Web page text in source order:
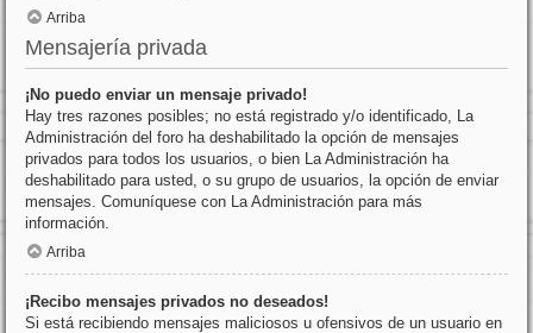
Arriba
Mensajería privada
¡No puedo enviar un mensaje privado!
Hay tres razones posibles; no está registrado y/o identificado, La
Administración del foro ha deshabilitado la opción de mensajes
privados para todos los usuarios, o bien La Administración ha
deshabilitado para usted, o su grupo de usuarios, la opción de enviar
mensajes. Comuníquese con La Administración para más
información.
Arriba
¡Recibo mensajes privados no deseados!
Si está recibiendo mensajes maliciosos u ofensivos de un usuario en